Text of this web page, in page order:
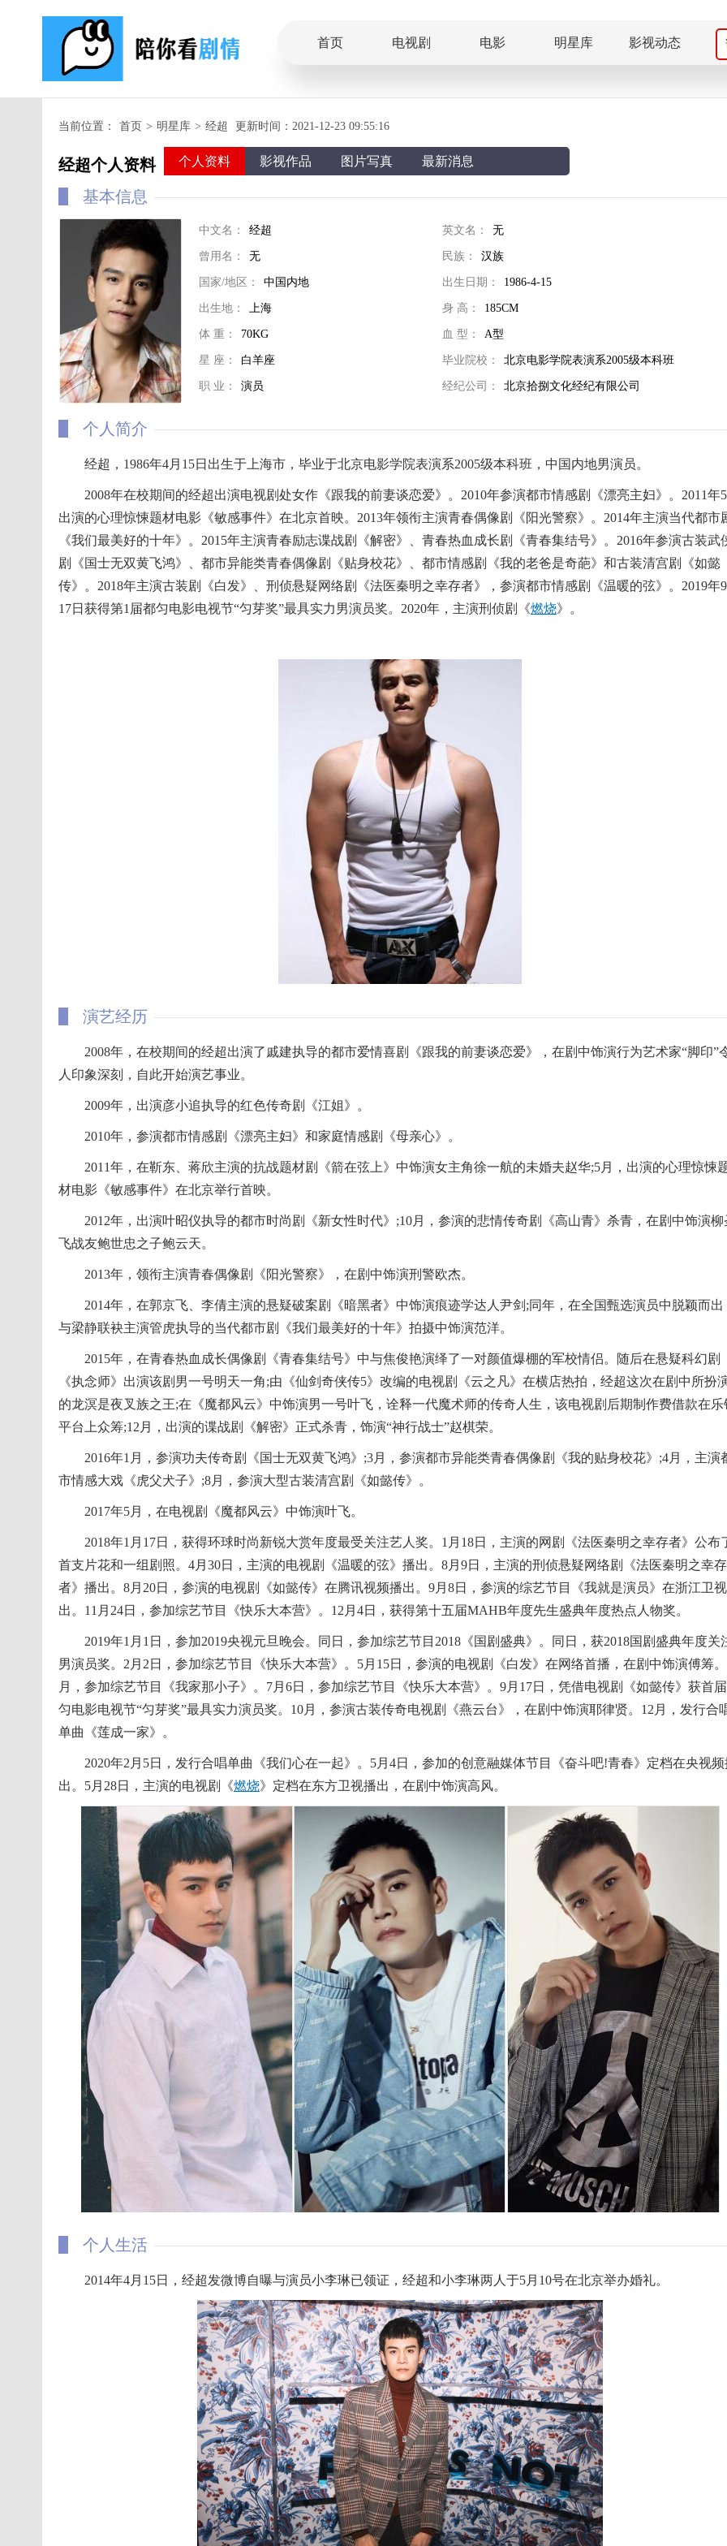
首页 电视剧 电影 明星库 影视动态
当前位置： 首页 > 明星库 > 经超 更新时间：2021-12-23 09:55:16
经超个人资料 个人资料 影视作品 图片写真 最新消息
基本信息
中文名： 经超 英文名： 无
曾用名： 无 民族： 汉族
国家/地区： 中国内地 出生日期： 1986-4-15
出生地： 上海 身 高： 185CM
体 重： 70KG 血 型： A型
星 座： 白羊座 毕业院校： 北京电影学院表演系2005级本科班
职 业： 演员 经纪公司： 北京拾捌文化经纪有限公司
个人简介
经超，1986年4月15日出生于上海市，毕业于北京电影学院表演系2005级本科班，中国内地男演员。
2008年在校期间的经超出演电视剧处女作《跟我的前妻谈恋爱》。2010年参演都市情感剧《漂亮主妇》。2011年5
出演的心理惊悚题材电影《敏感事件》在北京首映。2013年领衔主演青春偶像剧《阳光警察》。2014年主演当代都市
《我们最美好的十年》。2015年主演青春励志谍战剧《解密》、青春热血成长剧《青春集结号》。2016年参演古装武
剧《国士无双黄飞鸿》、都市异能类青春偶像剧《贴身校花》、都市情感剧《我的老爸是奇葩》和古装清宫剧《如懿
传》。2018年主演古装剧《白发》、刑侦悬疑网络剧《法医秦明之幸存者》，参演都市情感剧《温暖的弦》。2019年9
17日获得第1届都匀电影电视节“匀芽奖”最具实力男演员奖。2020年，主演刑侦剧《燃烧》。
演艺经历
2008年，在校期间的经超出演了戚建执导的都市爱情喜剧《跟我的前妻谈恋爱》，在剧中饰演行为艺术家“脚印”
人印象深刻，自此开始演艺事业。
2009年，出演彦小追执导的红色传奇剧《江姐》。
2010年，参演都市情感剧《漂亮主妇》和家庭情感剧《母亲心》。
2011年，在靳东、蒋欣主演的抗战题材剧《箭在弦上》中饰演女主角徐一航的未婚夫赵华;5月，出演的心理惊悚
材电影《敏感事件》在北京举行首映。
2012年，出演叶昭仪执导的都市时尚剧《新女性时代》;10月，参演的悲情传奇剧《高山青》杀青，在剧中饰演柳
飞战友鲍世忠之子鲍云天。
2013年，领衔主演青春偶像剧《阳光警察》，在剧中饰演刑警欧杰。
2014年，在郭京飞、李倩主演的悬疑破案剧《暗黑者》中饰演痕迹学达人尹剑;同年，在全国甄选演员中脱颖而出
与梁静联袂主演管虎执导的当代都市剧《我们最美好的十年》拍摄中饰演范洋。
2015年，在青春热血成长偶像剧《青春集结号》中与焦俊艳演绎了一对颜值爆棚的军校情侣。随后在悬疑科幻剧
《执念师》出演该剧男一号明天一角;由《仙剑奇侠传5》改编的电视剧《云之凡》在横店热拍，经超这次在剧中所扮
的龙溟是夜叉族之王;在《魔都风云》中饰演男一号叶飞，诠释一代魔术师的传奇人生，该电视剧后期制作费借款在乐
平台上众筹;12月，出演的谍战剧《解密》正式杀青，饰演“神行战士”赵棋荣。
2016年1月，参演功夫传奇剧《国士无双黄飞鸿》;3月，参演都市异能类青春偶像剧《我的贴身校花》;4月，主演
市情感大戏《虎父犬子》;8月，参演大型古装清宫剧《如懿传》。
2017年5月，在电视剧《魔都风云》中饰演叶飞。
2018年1月17日，获得环球时尚新锐大赏年度最受关注艺人奖。1月18日，主演的网剧《法医秦明之幸存者》公布
首支片花和一组剧照。4月30日，主演的电视剧《温暖的弦》播出。8月9日，主演的刑侦悬疑网络剧《法医秦明之幸存
者》播出。8月20日，参演的电视剧《如懿传》在腾讯视频播出。9月8日，参演的综艺节目《我就是演员》在浙江卫
出。11月24日，参加综艺节目《快乐大本营》。12月4日，获得第十五届MAHB年度先生盛典年度热点人物奖。
2019年1月1日，参加2019央视元旦晚会。同日，参加综艺节目2018《国剧盛典》。同日，获2018国剧盛典年度关
男演员奖。2月2日，参加综艺节目《快乐大本营》。5月15日，参演的电视剧《白发》在网络首播，在剧中饰演傅筹
月，参加综艺节目《我家那小子》。7月6日，参加综艺节目《快乐大本营》。9月17日，凭借电视剧《如懿传》获首
匀电影电视节“匀芽奖”最具实力演员奖。10月，参演古装传奇电视剧《燕云台》，在剧中饰演耶律贤。12月，发行合
单曲《莲成一家》。
2020年2月5日，发行合唱单曲《我们心在一起》。5月4日，参加的创意融媒体节目《奋斗吧!青春》定档在央视频
出。5月28日，主演的电视剧《燃烧》定档在东方卫视播出，在剧中饰演高风。
个人生活
2014年4月15日，经超发微博自曝与演员小李琳已领证，经超和小李琳两人于5月10号在北京举办婚礼。